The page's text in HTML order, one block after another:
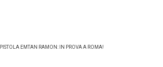
PISTOLA EMTAN RAMON: IN PROVA A ROMA!